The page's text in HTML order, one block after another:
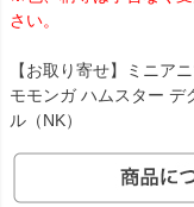
さい。
【お取り寄せ】ミニア
モモンガ ハムスター デ
ル（NK）